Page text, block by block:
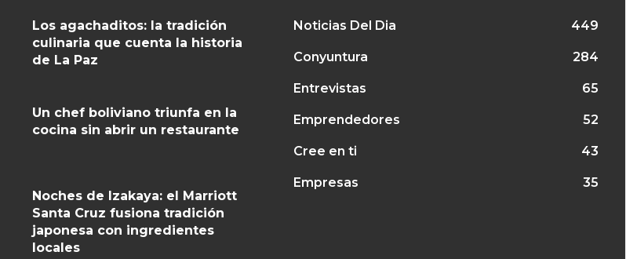
Los agachaditos: la tradición
culinaria que cuenta la historia
de La Paz
Un chef boliviano triunfa en la
cocina sin abrir un restaurante
Noches de Izakaya: el Marriott
Santa Cruz fusiona tradición
japonesa con ingredientes
locales
Noticias Del Dia 449
Conyuntura 284
Entrevistas 65
Emprendedores 52
Cree en ti 43
Empresas 35